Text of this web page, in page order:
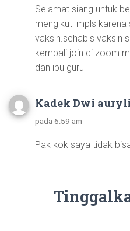
Selamat siang untuk
mengikuti mpls karena
vaksin.sehabis vaksin
kembali join di zoom
dan ibu guru
Kadek Dwi
pada 6:59 am
Pak kok saya tidak